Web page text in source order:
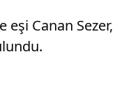
eşi Canan Sezer,